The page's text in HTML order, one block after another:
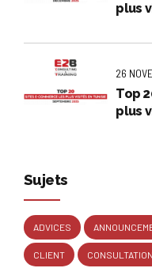
plus
26
Top
plus
Sujets
ADVICES
CLIENT CONSULTATION